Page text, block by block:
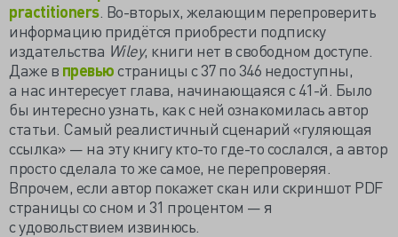
practitioners. Во-вторых, желающим перепроверить
информацию придётся приобрести подписку
издательства Wiley, книги нет в свободном доступе.
Даже в превьюстраницы с 37 по 346 недоступны,
а нас интересует глава, начинающаяся с 41-й. Было
бы интересно узнать, как с ней ознакомилась автор
статьи. Самый реалистичный сценарий «гуляющая
ссылка» — на эту книгу кто-то где-то сослался, а автор
просто сделала то же самое, не перепроверяя.
Впрочем, если автор покажет скан или скриншот PDF
страницы со сном и 31 процентом — я
с удовольствием извинюсь.